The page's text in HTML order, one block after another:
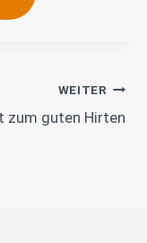
WEITER
zum guten Hirten